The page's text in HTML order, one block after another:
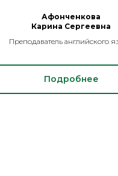
Афонченкова
Карина Сергеевна
Преподаватель английского
Подробнее